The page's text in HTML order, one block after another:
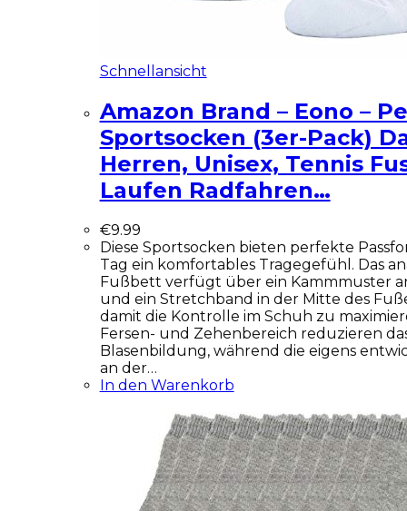
Schnellansicht
Amazon Brand – Eono –
Sportsocken (3er-Pack)
Herren, Unisex, Tennis
Laufen Radfahren…
€9.99
Diese Sportsocken bieten perfekte
Tag ein komfortables Tragegefühl. Das
Fußbett verfügt über ein Kammmuster
und ein Stretchband in der Mitte des
damit die Kontrolle im Schuh zu
Fersen- und Zehenbereich reduzieren
Blasenbildung, während die eigens
an der…
In den Warenkorb